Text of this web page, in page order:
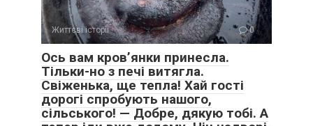
Життєві історії 0
Ось вам кров’янки принесла.
Тільки-но з печі витягла.
Свіженька, ще тепла! Хай гості
дорогі спробують нашого,
сільського! — Добре, дякую тобі. А